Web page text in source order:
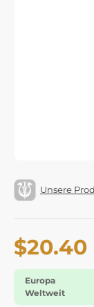
Unsere
$20.40
Europa
Weltweit